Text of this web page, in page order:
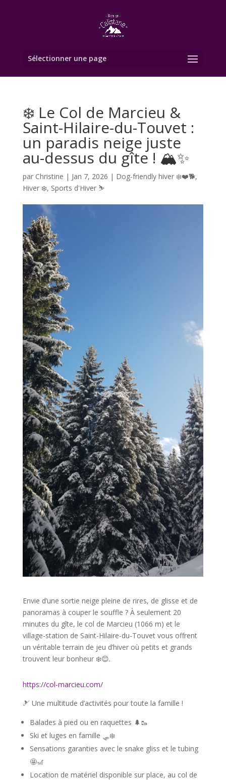
Sélectionner une page
❄️ Le Col de Marcieu &
Saint-Hilaire-du-Touvet :
un paradis neige juste
au-dessus du gîte ! 🏔️✨
par Christine | Jan 7, 2026 | Dog-friendly hiver ❄️❤️🐕,
Hiver ❄️, Sports d'Hiver ⛷️
Envie d’une sortie neige pleine de rires, de glisse et de
panoramas à couper le souffle ? À seulement 20
minutes du gîte, le col de Marcieu (1066 m) et le
village-station de Saint-Hilaire-du-Touvet vous offrent
un véritable terrain de jeu d’hiver où petits et grands
trouvent leur bonheur ❄️😊.
https://col-marcieu.com/
🎿 Une multitude d’activités pour toute la famille !
Balades à pied ou en raquettes 🌲🥾
Ski et luges en famille 🛷❄️
Sensations garanties avec le snake gliss et le tubing
🤩🎢
Location de matériel disponible sur place, au col de